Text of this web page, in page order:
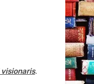
visionaris.